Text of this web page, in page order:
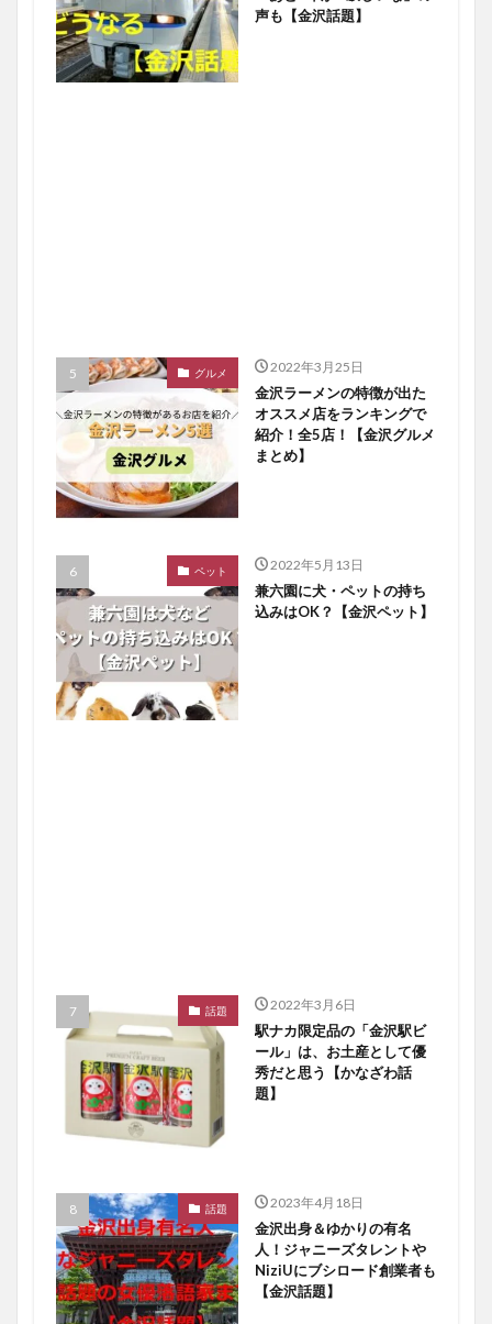
声も【金沢話題】
グルメ 2022年3月25日
金沢ラーメンの特徴が出た
オススメ店をランキングで
紹介！全5店！【金沢グルメ
まとめ】
ペット 2022年5月13日
兼六園に犬・ペットの持ち
込みはOK？【金沢ペット】
話題 2022年3月6日
駅ナカ限定品の「金沢駅ビ
ール」は、お土産として優
秀だと思う【かなざわ話
題】
話題 2023年4月18日
金沢出身＆ゆかりの有名
人！ジャニーズタレントや
NiziUにブシロード創業者も
【金沢話題】